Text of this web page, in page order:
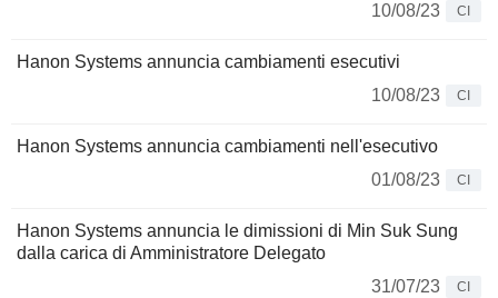
10/08/23
CI
Hanon Systems annuncia cambiamenti esecutivi
10/08/23
CI
Hanon Systems annuncia cambiamenti nell'esecutivo
01/08/23
CI
Hanon Systems annuncia le dimissioni di Min Suk Sung
dalla carica di Amministratore Delegato
31/07/23
CI